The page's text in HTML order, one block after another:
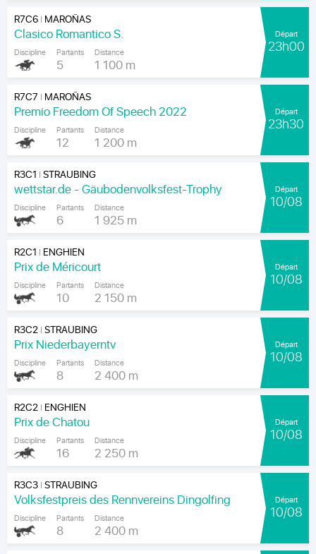
R7C6| MAROÑAS
Clasico Romantico S.
Discipline Partants
5
Distance
1 100 m
Départ
23h00
R7C7 | MAROÑAS
Premio Freedom Of Speech 2022
Discipline Partants
12
Distance
1 200 m
Départ
23h30
R3C1 |STRAUBING
wettstar.de - Gäubodenvolksfest-Trophy
Discipline Partants
6
Distance
1 925 m
Départ
10/08
R2C1 | ENGHIEN
Prix de Méricourt
Discipline Partants
10
Distance
2 150 m
Départ
10/08
R3C2|STRAUBING
Prix Niederbayerntv
Discipline Partants
8
Distance
2 400 m
Départ
10/08
R2C2| ENGHIEN
Prix de Chatou
Discipline Partants
16
Distance
2 250 m
Départ
10/08
R3C3|STRAUBING
Volksfestpreis des Rennvereins Dingolfing
Discipline Partants
8
Distance
2 400 m
Départ
10/08